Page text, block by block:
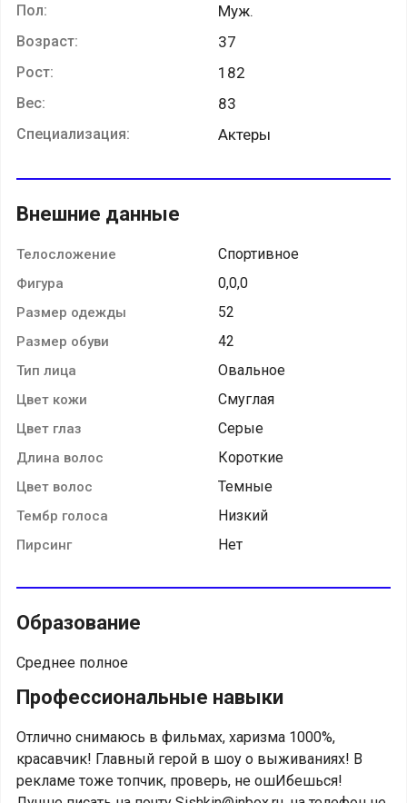
Пол: Муж.
Возраст: 37
Рост: 182
Вес: 83
Специализация: Актеры
Внешние данные
Телосложение Спортивное
Фигура 0,0,0
Размер одежды 52
Размер обуви 42
Тип лица Овальное
Цвет кожи Смуглая
Цвет глаз Серые
Длина волос Короткие
Цвет волос Темные
Тембр голоса Низкий
Пирсинг Нет
Образование
Среднее полное
Профессиональные навыки
Отлично снимаюсь в фильмах, харизма 1000%,
красавчик! Главный герой в шоу о выживаниях! В
рекламе тоже топчик, проверь, не ошИбешься!